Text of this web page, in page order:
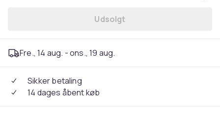
Udsolgt
Fre., 14 aug. - ons., 19 aug.
Sikker betaling
14 dages åbent køb